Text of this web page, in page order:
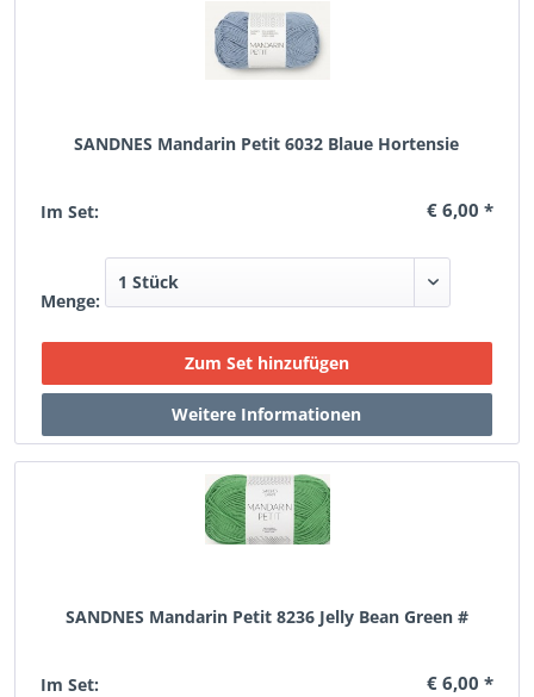
SANDNES Mandarin Petit 6032 Blaue Hortensie
Im Set: € 6,00 *
Menge:
SANDNES Mandarin Petit 8236 Jelly Bean Green #
Im Set: € 6,00 *